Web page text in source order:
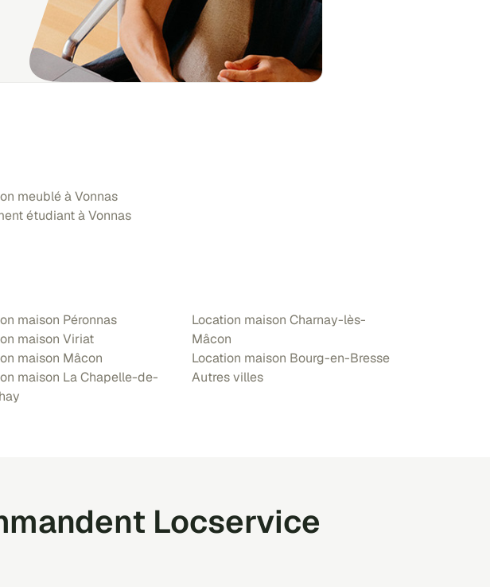
meublé à Vonnas
étudiant à Vonnas
maison Péronnas
maison Viriat
maison Mâcon
maison La Chapelle-de-
Location maison Charnay-lès-
Mâcon
Location maison Bourg-en-Bresse
Autres villes
Locservice